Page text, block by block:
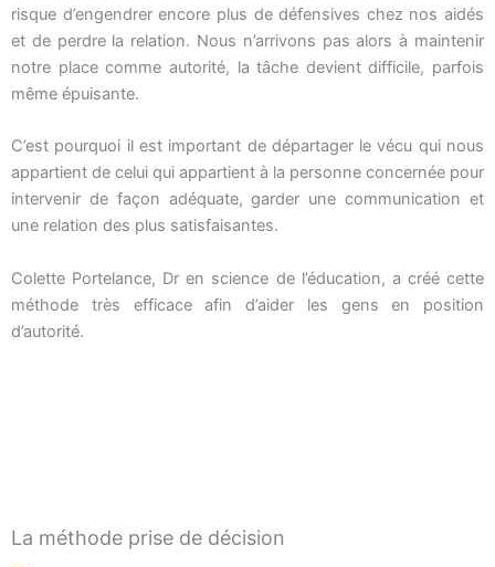
risque d’engendrer encore plus de défensives chez nos aidés
et de perdre la relation. Nous n’arrivons pas alors à maintenir
notre place comme autorité, la tâche devient difficile, parfois
même épuisante.
C’est pourquoi il est important de départager le vécu qui nous
appartient de celui qui appartient à la personne concernée pour
intervenir de façon adéquate, garder une communication et
une relation des plus satisfaisantes.
Colette Portelance, Dr en science de l’éducation, a créé cette
méthode très efficace afin d’aider les gens en position
d’autorité.
La méthode prise de décision